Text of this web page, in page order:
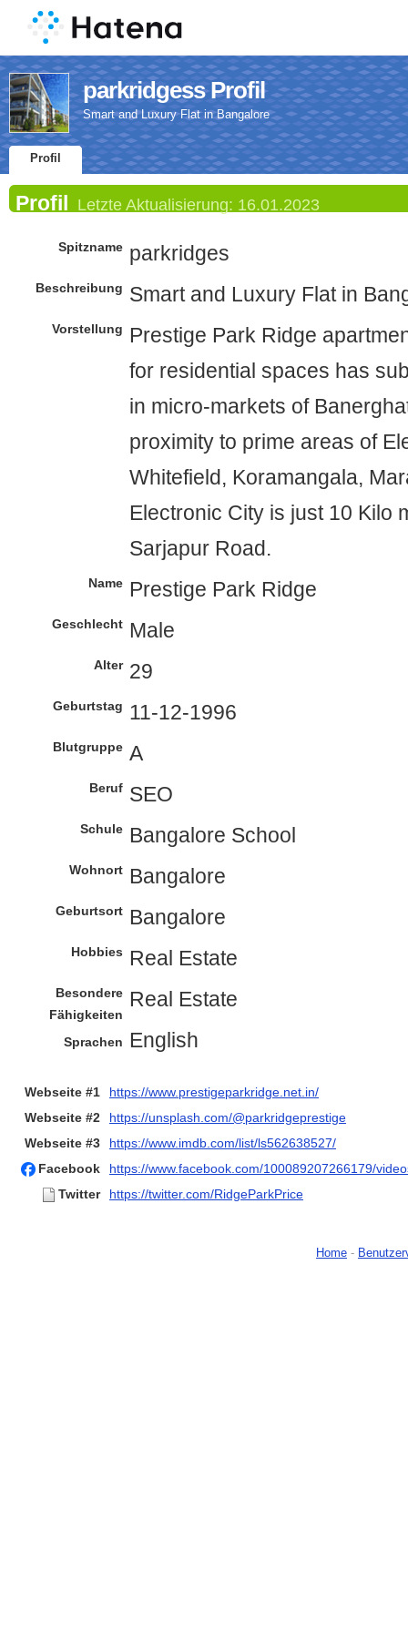
parkridgess Profil
Smart and Luxury Flat in Bangalore
Profil
Profil Letzte Aktualisierung: 16.01.2023
Spitzname parkridges
Beschreibung Smart and Luxury Flat in
Vorstellung
Prestige Park Ridge
for residential spaces has
in micro-markets of
proximity to prime areas of
Whitefield, Koramangala,
Electronic City is just 10 Kilo
Sarjapur Road.
Name Prestige Park Ridge
Geschlecht Male
Alter 29
Geburtstag 11-12-1996
Blutgruppe A
Beruf SEO
Schule Bangalore School
Wohnort Bangalore
Geburtsort Bangalore
Hobbies Real Estate
Besondere
Fähigkeiten
Real Estate
Sprachen English
Webseite #1
https://www.prestigeparkridge.net.in/
Webseite #2
https://unsplash.com/@parkridgeprestige
Webseite #3
https://www.imdb.com/list/ls562638527/
Facebook
https://www.facebook.com/100089207266179/
Twitter
https://twitter.com/RidgeParkPrice
Home -